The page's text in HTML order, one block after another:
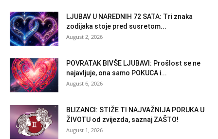
LJUBAV U NAREDNIH 72 SATA: Tri znaka
zodijaka stoje pred susretom...
August 2, 2026
POVRATAK BIVŠE LJUBAVI: Prošlost se ne
najavljuje, ona samo POKUCA i...
August 6, 2026
BLIZANCI: STIŽE TI NAJVAŽNIJA PORUKA U
ŽIVOTU od zvijezda, saznaj ZAŠTO!
August 1, 2026